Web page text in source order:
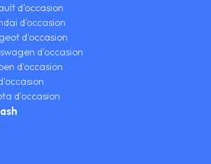
d'occasion
d'occasion
d'occasion
d'occasion
d'occasion
d'occasion